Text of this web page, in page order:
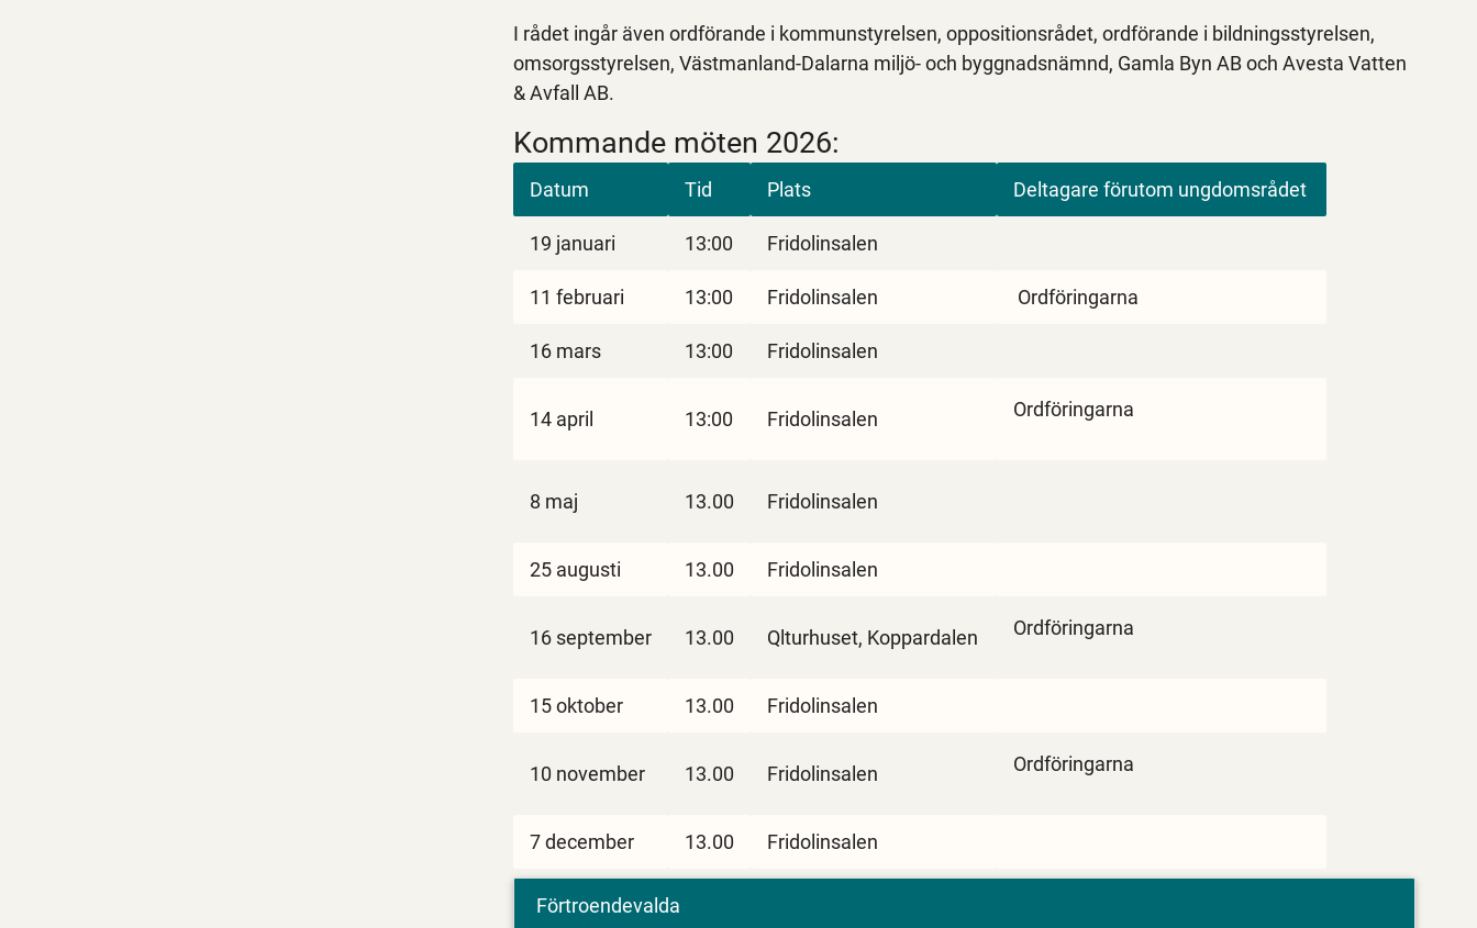
I rådet ingår även ordförande i kommunstyrelsen, oppositionsrådet, ordförande i bildningsstyrelsen,
omsorgsstyrelsen, Västmanland-Dalarna miljö- och byggnadsnämnd, Gamla Byn AB och Avesta Vatten
& Avfall AB.
Kommande möten 2026:
Datum Tid Plats Deltagare förutom ungdomsrådet
19 januari 13:00 Fridolinsalen
11 februari 13:00 Fridolinsalen Ordföringarna
16 mars 13:00 Fridolinsalen
14 april 13:00 Fridolinsalen Ordföringarna
8 maj 13.00 Fridolinsalen
25 augusti 13.00 Fridolinsalen
16 september 13.00 Qlturhuset, Koppardalen Ordföringarna
15 oktober 13.00 Fridolinsalen
10 november 13.00 Fridolinsalen Ordföringarna
7 december 13.00 Fridolinsalen
Förtroendevalda